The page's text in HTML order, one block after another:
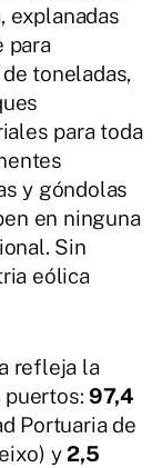
explanadas
para
toneladas,
para toda
y góndolas
en ninguna
Sin
eólica
refleja la
97,4
Portuaria de
y2,5